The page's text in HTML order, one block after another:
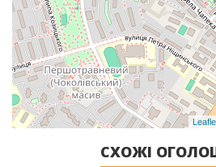
СХОЖІ